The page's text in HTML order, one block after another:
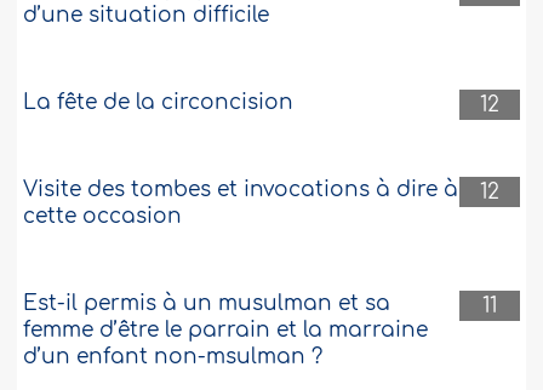
d’une situation difficile
12
La fête de la circoncision
12
Visite des tombes et invocations à dire à
cette occasion
11
Est-il permis à un musulman et sa
femme d’être le parrain et la marraine
d’un enfant non-msulman ?